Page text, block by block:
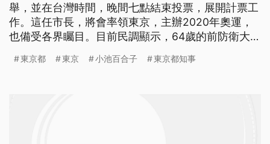
舉，並在台灣時間，晚間七點結束投票，展開計票工
作。這任市長，將會率領東京，主辦2020年奧運，
也備受各界矚目。目前民調顯示，64歲的前防衛大
第一位女性市長。 台灣時間31號上午六點起，1100
東京都 東京 小池百合子 東京都知事